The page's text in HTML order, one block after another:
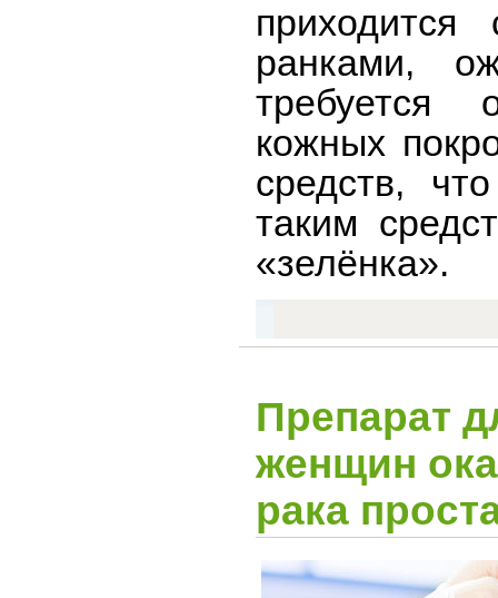
ранками,
требуется
кожных
средств,
таким
«зелёнка».
Препарат
женщин
рака